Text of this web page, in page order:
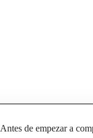
Antes de empezar a